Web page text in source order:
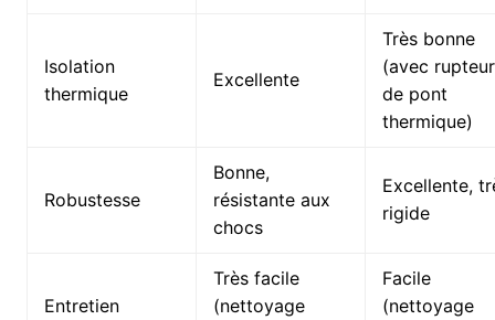
Isolation
thermique
Excellente
Très bonne
(avec rupteur
de pont
thermique)
Robustesse
Bonne,
résistante aux
chocs
Excellente,
rigide
Entretien
Très facile
(nettoyage
Facile
(nettoyage